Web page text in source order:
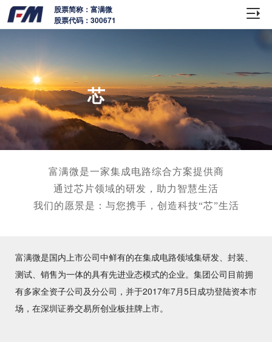
股票简称：富满微
股票代码：300671
芯
创 领航未来
让
富满微是一家集成电路综合方案提供商
通过芯片领域的研发，助力智慧生活
我们的愿景是：与您携手，创造科技“芯”生活
富满微是国内上市公司中鲜有的在集成电路领域集研发、封装、
测试、销售为一体的具有先进业态模式的企业。集团公司目前拥
有多家全资子公司及分公司，并于2017年7月5日成功登陆资本市
场，在深圳证券交易所创业板挂牌上市。